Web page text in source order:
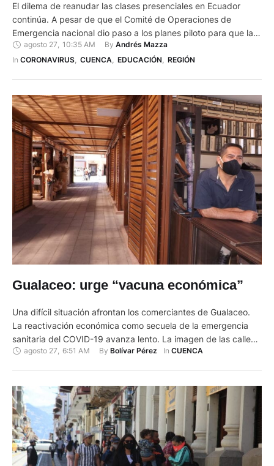
El dilema de reanudar las clases presenciales en Ecuador
continúa. A pesar de que el Comité de Operaciones de
Emergencia nacional dio paso a los planes piloto para que las
instituciones educativas, con ciertas limitaciones, puedan
recibir a estudiantes, una gran parte de la población rechaza
agosto 27 10:35 AM By Andrés Mazza
In CORONAVIRUS, CUENCA, EDUCACIÓN, REGIÓN
Gualaceo: urge “vacuna económica”
Una difícil situación afrontan los comerciantes de Gualaceo.
La reactivación económica como secuela de la emergencia
sanitaria del COVID-19 avanza lento. La imagen de las calles
llenas de personas ingresando a los locales para adquirir
económicos. Las restricciones para …
agosto 27 6:51 AM By Bolívar Pérez In CUENCA